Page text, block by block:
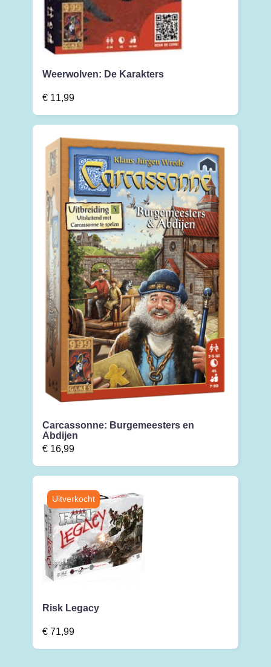
Weerwolven: De Karakters
€ 11,99
Carcassonne: Burgemeesters en
Abdijen
€ 16,99
Risk Legacy
€ 71,99